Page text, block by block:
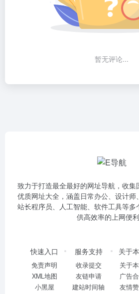
暂无评论...
致力于打造最全最好的网址导航，收集
优质网址大全，涵盖日常办公、设计师
站长程序员、人工智能、软件工具等多
供高效率的上网便利
快速入口
免责声明
XML地图
小黑屋
服务支持
收录提交
友链申请
建站时间轴
关于
关于
广告
友情